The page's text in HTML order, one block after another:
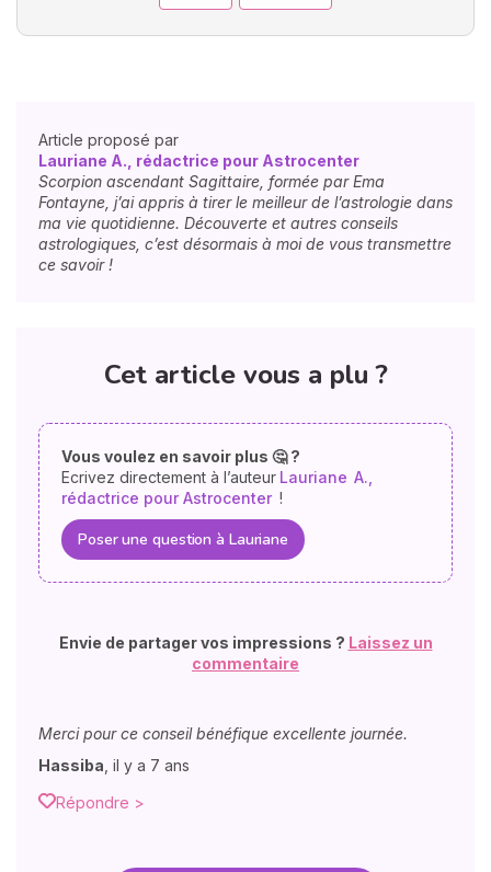
Article proposé par
Lauriane A., rédactrice pour Astrocenter
Scorpion ascendant Sagittaire, formée par Ema
Fontayne, j’ai appris à tirer le meilleur de l’astrologie dans
ma vie quotidienne. Découverte et autres conseils
astrologiques, c’est désormais à moi de vous transmettre
ce savoir !
Cet article vous a plu ?
Vous voulez en savoir plus 🤔 ?
Ecrivez directement à l’auteur Lauriane A.,
rédactrice pour Astrocenter !
Poser une question à Lauriane
Envie de partager vos impressions ? Laissez un
commentaire
Merci pour ce conseil bénéfique excellente journée.
Hassiba il y a 7 ans
Répondre >